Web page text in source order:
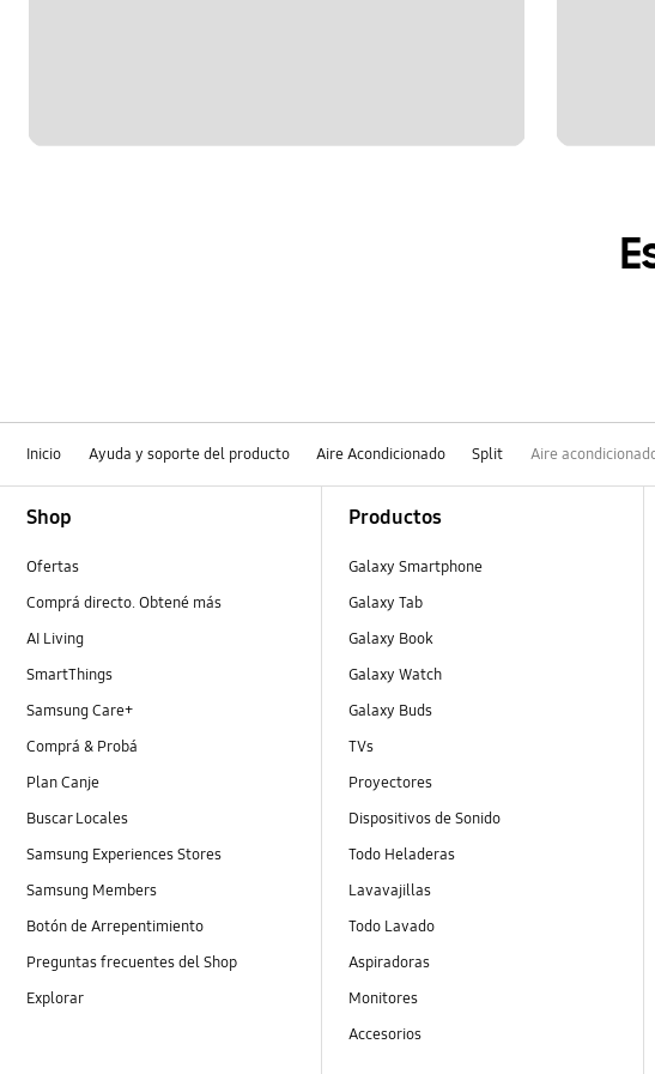
Inicio Ayuda y soporte del producto Aire Acondicionado Split Aire
Shop
Ofertas
Comprá directo. Obtené más
AI Living
SmartThings
Samsung Care+
Comprá & Probá
Plan Canje
Buscar Locales
Samsung Experiences Stores
Samsung Members
Botón de Arrepentimiento
Preguntas frecuentes del Shop
Explorar
Productos
Galaxy Smartphone
Galaxy Tab
Galaxy Book
Galaxy Watch
Galaxy Buds
TVs
Proyectores
Dispositivos de Sonido
Todo Heladeras
Lavavajillas
Todo Lavado
Aspiradoras
Monitores
Accesorios